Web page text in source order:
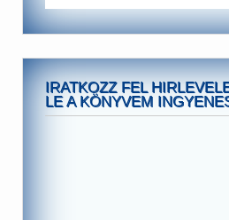
IRATKOZZ FEL
LE A KÖNYVEM